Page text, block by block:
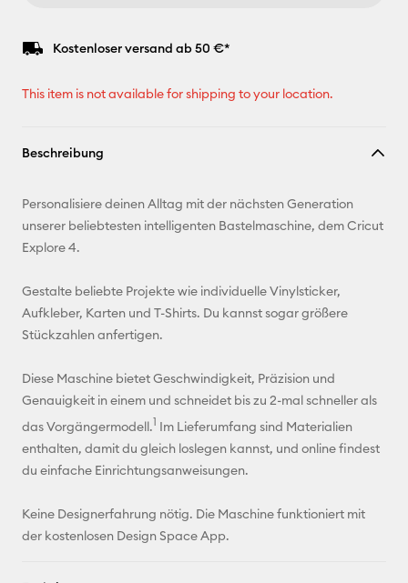
Kostenloser versand ab 50 €*
This item is not available for shipping to your location.
Beschreibung
Personalisiere deinen Alltag mit der nächsten Generation
unserer beliebtesten intelligenten Bastelmaschine, dem Cricut
Explore 4.
Gestalte beliebte Projekte wie individuelle Vinylsticker,
Aufkleber, Karten und T-Shirts. Du kannst sogar größere
Stückzahlen anfertigen.
Diese Maschine bietet Geschwindigkeit, Präzision und
Genauigkeit in einem und schneidet bis zu 2-mal schneller als
das Vorgängermodell.1 Im Lieferumfang sind Materialien
enthalten, damit du gleich loslegen kannst, und online findest
du einfache Einrichtungsanweisungen.
Keine Designerfahrung nötig. Die Maschine funktioniert mit
der kostenlosen Design Space App.